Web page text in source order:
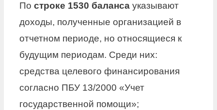
По строке 1530 баланса указывают
доходы, полученные организацией в
отчетном периоде, но относящиеся к
будущим периодам. Среди них:
средства целевого финансирования
согласно ПБУ 13/2000 «Учет
государственной помощи»;